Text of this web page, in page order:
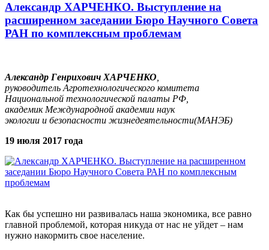
Александр ХАРЧЕНКО. Выступление на
расширенном заседании Бюро Научного Совета
РАН по комплексным проблемам
Александр Генрихович ХАРЧЕНКО
руководитель Агротехнологического комитета
Национальной технологической палаты РФ,
академик Международной академии наук
экологии и безопасности жизнедеятельности(МАНЭБ)
19 июля 2017 года
Как бы успешно ни развивалась наша экономика, все равно
главной проблемой, которая никуда от нас не уйдет – нам
нужно накормить свое население.